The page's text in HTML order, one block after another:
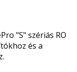
"S" szériás RO
és a